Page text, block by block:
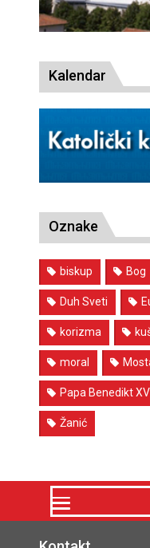
Kalendar
Oznake
biskup Bog
Duh Sveti
korizma
moral
Papa Benedikt
Žanić